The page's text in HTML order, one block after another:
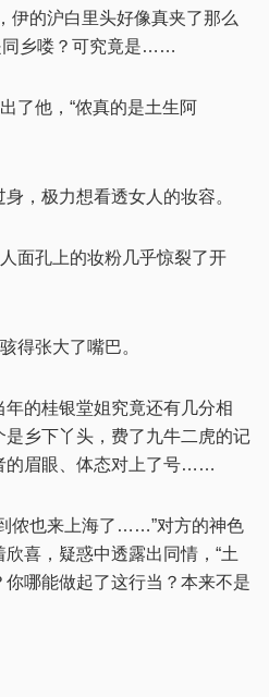
伊的沪白里头好像真夹了那么
同乡喽？可究竟是……
了他，“侬真的是土生阿
，极力想看透女人的妆容。
面孔上的妆粉几乎惊裂了开
得张大了嘴巴。
的桂银堂姐究竟还有几分相
乡下丫头，费了九牛二虎的记
的眉眼、体态对上了号……
侬也来上海了……”对方的神色
喜，疑惑中透露出同情，“土
哪能做起了这行当？本来不是